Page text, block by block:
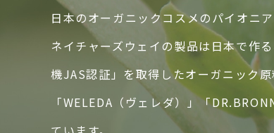
日本のオーガニックコスメのパイオニ
ネイチャーズウェイの製品は日本で作
機JAS認証」を取得したオーガニック
「WELEDA（ヴェレダ）」「